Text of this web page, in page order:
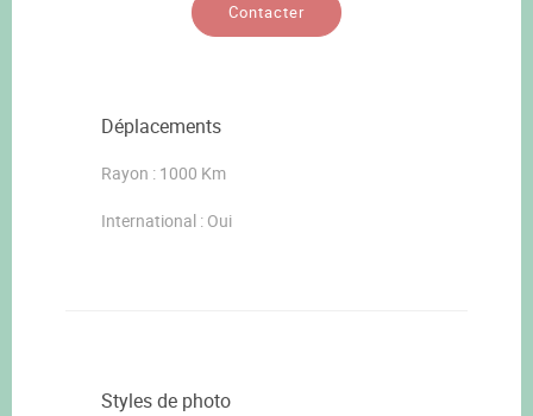
Contacter
Déplacements
Rayon : 1000 Km
International : Oui
Styles de photo